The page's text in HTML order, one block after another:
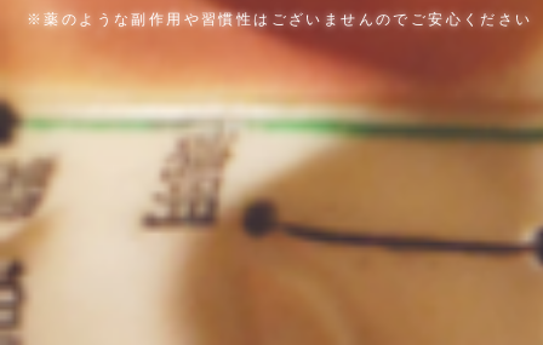
※薬のような副作用や習慣性はございませんのでご安心ください